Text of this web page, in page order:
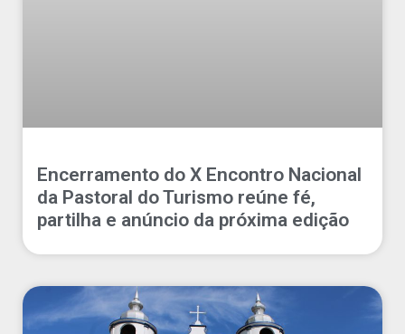
Encerramento do X Encontro Nacional
da Pastoral do Turismo reúne fé,
partilha e anúncio da próxima edição